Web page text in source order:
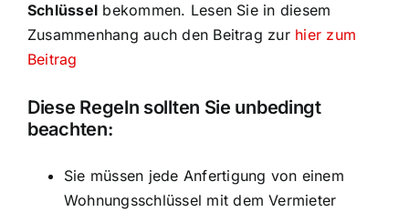
Schlüssel bekommen. Lesen Sie in diesem
Zusammenhang auch den Beitrag zur hier zum
Beitrag
Diese Regeln sollten Sie unbedingt
beachten:
Sie müssen jede Anfertigung von einem
Wohnungsschlüssel mit dem Vermieter